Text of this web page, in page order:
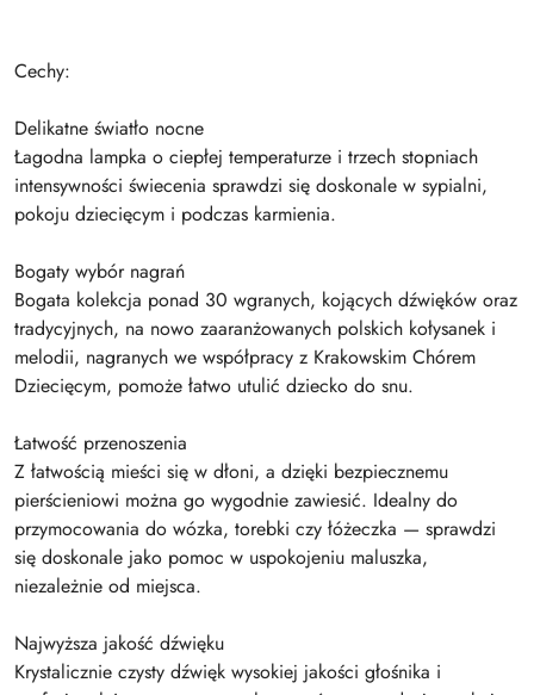
Cechy:
Delikatne światło nocne
Łagodna lampka o ciepłej temperaturze i trzech stopniach
intensywności świecenia sprawdzi się doskonale w sypialni,
pokoju dziecięcym i podczas karmienia.
Bogaty wybór nagrań
Bogata kolekcja ponad 30 wgranych, kojących dźwięków oraz
tradycyjnych, na nowo zaaranżowanych polskich kołysanek i
melodii, nagranych we współpracy z Krakowskim Chórem
Dziecięcym, pomoże łatwo utulić dziecko do snu.
Łatwość przenoszenia
Z łatwością mieści się w dłoni, a dzięki bezpiecznemu
pierścieniowi można go wygodnie zawiesić. Idealny do
przymocowania do wózka, torebki czy łóżeczka — sprawdzi
się doskonale jako pomoc w uspokojeniu maluszka,
niezależnie od miejsca.
Najwyższa jakość dźwięku
Krystalicznie czysty dźwięk wysokiej jakości głośnika i